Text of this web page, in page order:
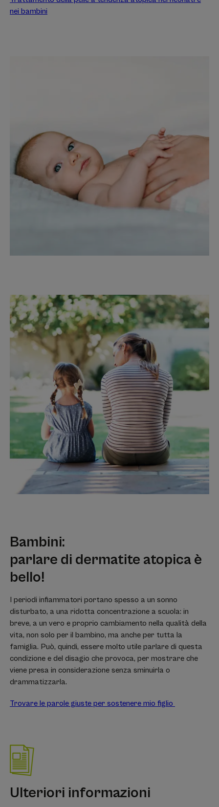
nei bambini
Bambini:
parlare di dermatite atopica è
bello!
I periodi infiammatori portano spesso a un sonno
disturbato, a una ridotta concentrazione a scuola: in
breve, a un vero e proprio cambiamento nella qualità della
vita, non solo per il bambino, ma anche per tutta la
famiglia. Può, quindi, essere molto utile parlare di questa
condizione e del disagio che provoca, per mostrare che
viene presa in considerazione senza sminuirla o
drammatizzarla.
Trovare le parole giuste per sostenere mio figlio
Ulteriori informazioni